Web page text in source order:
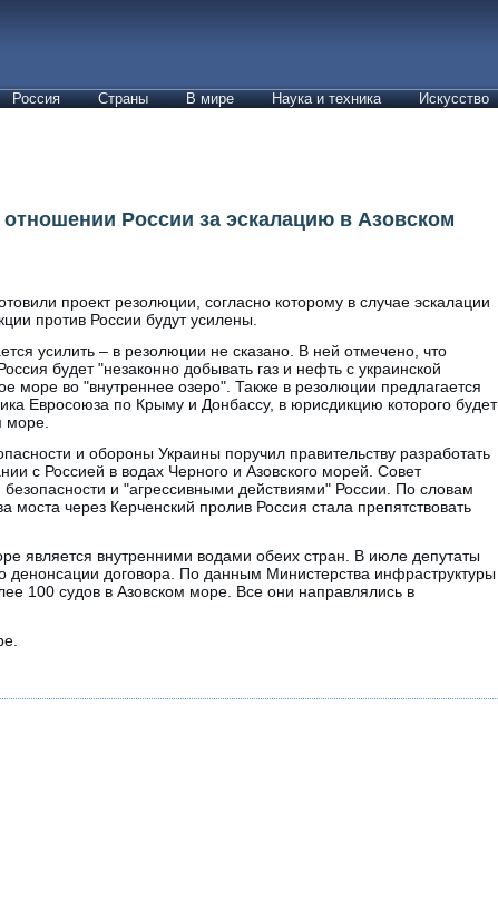
Россия Страны В мире Наука и техника Искусство
России за эскалацию в Азовском
проект резолюции, согласно которому в случае эскалации
против России будут усилены.
усилить – в резолюции не сказано. В ней отмечено, что
будет "незаконно добывать газ и нефть с украинской
море во "внутреннее озеро". Также в резолюции предлагается
Евросоюза по Крыму и Донбассу, в юрисдикцию которого будет
море.
и обороны Украины поручил правительству разработать
с Россией в водах Черного и Азовского морей. Совет
и "агрессивными действиями" России. По словам
через Керченский пролив Россия стала препятствовать
является внутренними водами обеих стран. В июле депутаты
договора. По данным Министерства инфраструктуры
100 судов в Азовском море. Все они направлялись в